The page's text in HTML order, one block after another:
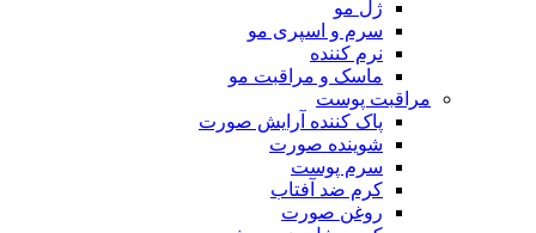
سرم و اسپری مو
نرم کننده
ماسک و مراقبت مو
مراقبت پوست
پاک کننده آرایش صورت
شوینده صورت
سرم پوست
کرم ضد آفتاب
روغن صورت